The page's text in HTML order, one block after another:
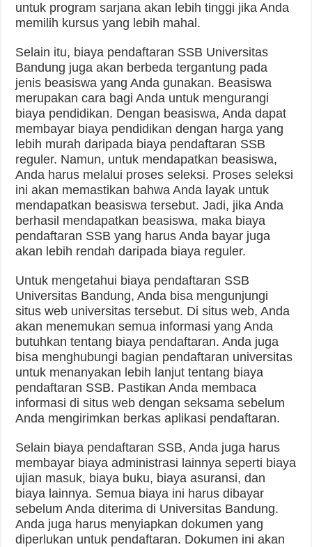
untuk program sarjana akan lebih tinggi jika Anda
memilih kursus yang lebih mahal.
Selain itu, biaya pendaftaran SSB Universitas
Bandung juga akan berbeda tergantung pada
jenis beasiswa yang Anda gunakan. Beasiswa
merupakan cara bagi Anda untuk mengurangi
biaya pendidikan. Dengan beasiswa, Anda dapat
membayar biaya pendidikan dengan harga yang
lebih murah daripada biaya pendaftaran SSB
reguler. Namun, untuk mendapatkan beasiswa,
Anda harus melalui proses seleksi. Proses seleksi
ini akan memastikan bahwa Anda layak untuk
mendapatkan beasiswa tersebut. Jadi, jika Anda
berhasil mendapatkan beasiswa, maka biaya
pendaftaran SSB yang harus Anda bayar juga
akan lebih rendah daripada biaya reguler.
Untuk mengetahui biaya pendaftaran SSB
Universitas Bandung, Anda bisa mengunjungi
situs web universitas tersebut. Di situs web, Anda
akan menemukan semua informasi yang Anda
butuhkan tentang biaya pendaftaran. Anda juga
bisa menghubungi bagian pendaftaran universitas
untuk menanyakan lebih lanjut tentang biaya
pendaftaran SSB. Pastikan Anda membaca
informasi di situs web dengan seksama sebelum
Anda mengirimkan berkas aplikasi pendaftaran.
Selain biaya pendaftaran SSB, Anda juga harus
membayar biaya administrasi lainnya seperti biaya
ujian masuk, biaya buku, biaya asuransi, dan
biaya lainnya. Semua biaya ini harus dibayar
sebelum Anda diterima di Universitas Bandung.
Anda juga harus menyiapkan dokumen yang
diperlukan untuk pendaftaran. Dokumen ini akan